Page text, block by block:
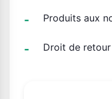
Produits aux
Droit de